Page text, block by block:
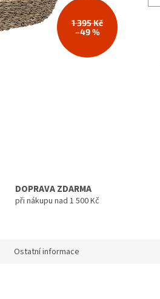
1 395 Kč
–49 %
DOPRAVA ZDARMA
při nákupu nad 1 500 Kč
Ostatní informace